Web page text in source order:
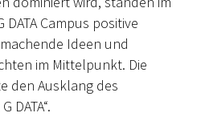
Campus positive
Ideen und
im Mittelpunkt. Die
den Ausklang des
DATA“.